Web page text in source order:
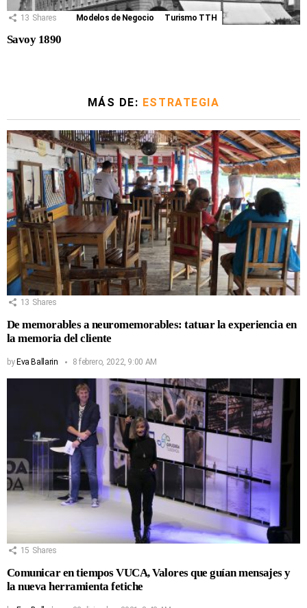
13 Shares Modelos de Negocio Turismo TTH
Savoy 1890
MÁS DE: ESTRATEGIA
13 Shares
De memorables a neuromemorables: tatuar la experiencia en
la memoria del cliente
by Eva Ballarin 8 febrero, 2022, 9:00 AM
15 Shares
Comunicar en tiempos VUCA, Valores que guían mensajes y
la nueva herramienta fetiche